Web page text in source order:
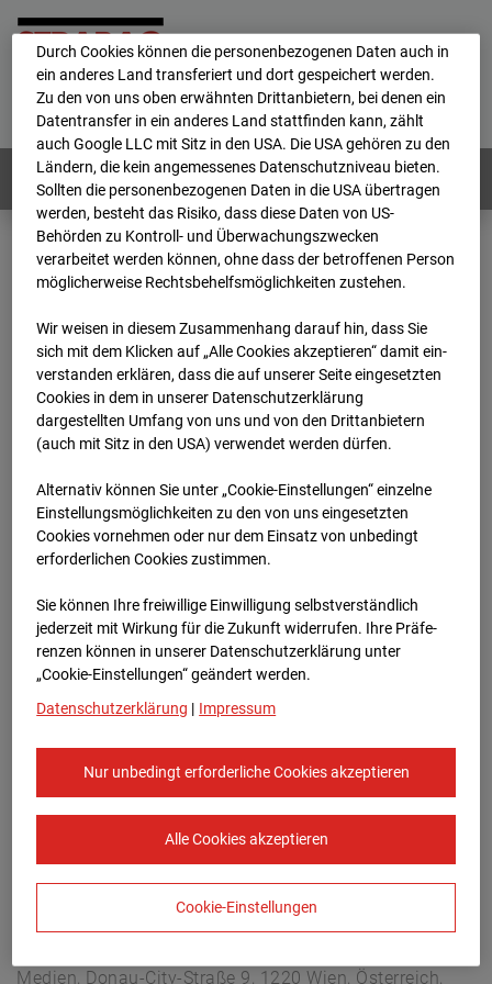
Home E-Mail Impressum
Login
Deutsch / English
Webcams: Alle Länder
Home
Deutschland
BC-176 BV-Ausbau Bonatzbau -Cam5
Archiv
2026
07 08 07:15
BC-176 BV-Ausbau
Bonatzbau -Cam5
Arnulf Klett Platz, 70173 Stuttgart
Zur Übersicht
Europe/Berlin
Medien, Donau-City-Straße 9, 1220 Wien, Österreich,
Durch Cookies können die personenbezogenen Daten auch in
ein anderes Land transferiert und dort gespeichert werden.
Zu den von uns oben erwähnten Drittanbietern, bei denen ein
Datentransfer in ein anderes Land stattfinden kann, zählt
auch Google LLC mit Sitz in den USA. Die USA gehören zu den
Ländern, die kein angemessenes Datenschutzniveau bieten.
Sollten die personenbezogenen Daten in die USA übertragen
werden, besteht das Risiko, dass diese Daten von US-
Behörden zu Kontroll- und Überwachungszwecken
verarbeitet werden können, ohne dass der betroffenen Person
möglicherweise Rechtsbehelfsmöglichkeiten zustehen.
Wir weisen in diesem Zusammenhang darauf hin, dass Sie
sich mit dem Klicken auf „Alle Cookies akzeptieren“ damit ein­
ver­standen erklären, dass die auf unserer Seite eingesetzten
Cookies in dem in unserer Datenschutzerklärung
dargestellten Umfang von uns und von den Drittanbietern
(auch mit Sitz in den USA) verwendet werden dürfen.
Alternativ können Sie unter „Cookie-Einstellungen“ einzelne
Einstellungsmöglichkeiten zu den von uns eingesetzten
Cookies vornehmen oder nur dem Einsatz von unbedingt
erforderlichen Cookies zustimmen.
Sie können Ihre freiwillige Einwilligung selbstverständlich
jederzeit mit Wirkung für die Zukunft widerrufen. Ihre Prä­fe­
renzen können in unserer Datenschutzerklärung unter
„Cookie-Einstellungen“ geändert werden.
Datenschutzerklärung | Impressum
Nur unbedingt erforderliche Cookies akzeptieren
Alle Cookies akzeptieren
Cookie-Einstellungen